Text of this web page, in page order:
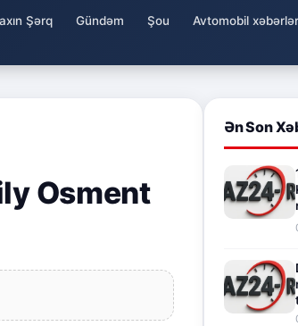
Şərq Gündəm Şou Avtomobil
Osment
Ən Son